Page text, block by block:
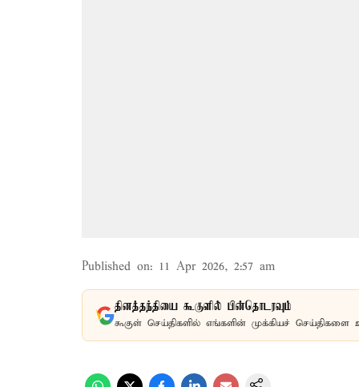
Published on: 11 Apr 2026, 2:57 am
தினத்தந்தியை கூகுளில் பின்தொடரவும்
கூகுள் செய்திகளில் எங்களின் முக்கியச் செய்திகளை